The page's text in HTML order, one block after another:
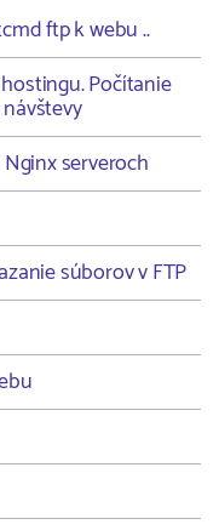
ftp k webu ..
Počítanie
serveroch
súborov v FTP